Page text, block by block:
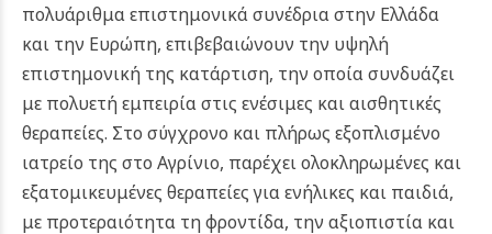
πολυάριθμα επιστημονικά συνέδρια στην Ελλάδα
και την Ευρώπη, επιβεβαιώνουν την υψηλή
επιστημονική της κατάρτιση, την οποία συνδυάζει
με πολυετή εμπειρία στις ενέσιμες και αισθητικές
θεραπείες. Στο σύγχρονο και πλήρως εξοπλισμένο
ιατρείο της στο Αγρίνιο, παρέχει ολοκληρωμένες και
εξατομικευμένες θεραπείες για ενήλικες και παιδιά,
με προτεραιότητα τη φροντίδα, την αξιοπιστία και